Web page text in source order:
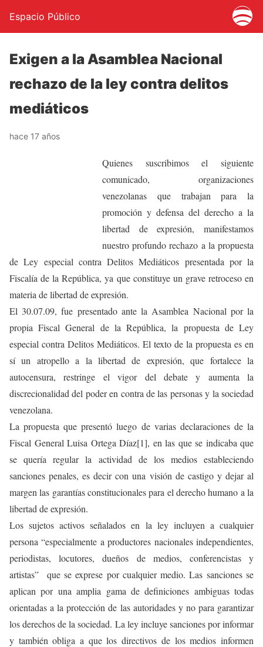
Espacio Público
Exigen a la Asamblea Nacional
rechazo de la ley contra delitos
mediáticos
hace 17 años
Quienes suscribimos el siguiente
comunicado, organizaciones
venezolanas que trabajan para la
promoción y defensa del derecho a la
libertad de expresión, manifestamos
nuestro profundo rechazo a la propuesta
de Ley especial contra Delitos Mediáticos presentada por la
Fiscalía de la República, ya que constituye un grave retroceso en
materia de libertad de expresión.
El 30.07.09, fue presentado ante la Asamblea Nacional por la
propia Fiscal General de la República, la propuesta de Ley
especial contra Delitos Mediáticos. El texto de la propuesta es en
sí un atropello a la libertad de expresión, que fortalece la
autocensura, restringe el vigor del debate y aumenta la
discrecionalidad del poder en contra de las personas y la sociedad
venezolana.
La propuesta que presentó luego de varias declaraciones de la
Fiscal General Luisa Ortega Díaz[1], en las que se indicaba que
se quería regular la actividad de los medios estableciendo
sanciones penales, es decir con una visión de castigo y dejar al
margen las garantías constitucionales para el derecho humano a la
libertad de expresión.
Los sujetos activos señalados en la ley incluyen a cualquier
persona “especialmente a productores nacionales independientes,
periodistas, locutores, dueños de medios, conferencistas y
artistas” que se exprese por cualquier medio. Las sanciones se
aplican por una amplia gama de definiciones ambiguas todas
orientadas a la protección de las autoridades y no para garantizar
los derechos de la sociedad. La ley incluye sanciones por informar
y también obliga a que los directivos de los medios informen